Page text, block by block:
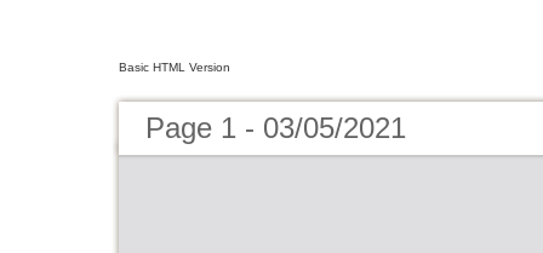
Basic HTML Version
Page 1 - 03/05/2021